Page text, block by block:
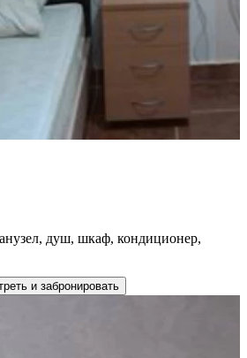
душ, шкаф, кондиционер,
и забронировать